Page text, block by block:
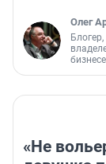
Олег
бизнесе
«Не